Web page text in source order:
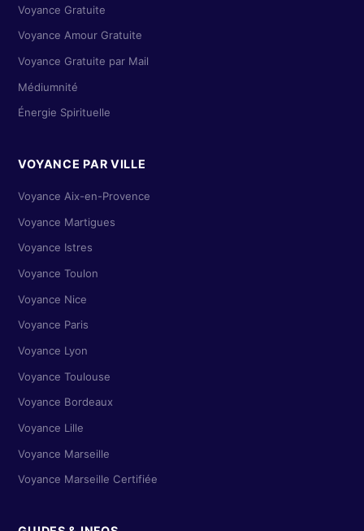
Voyance Gratuite
Voyance Amour Gratuite
Voyance Gratuite par Mail
Médiumnité
Énergie Spirituelle
VOYANCE PAR VILLE
Voyance Aix-en-Provence
Voyance Martigues
Voyance Istres
Voyance Toulon
Voyance Nice
Voyance Paris
Voyance Lyon
Voyance Toulouse
Voyance Bordeaux
Voyance Lille
Voyance Marseille
Voyance Marseille Certifiée